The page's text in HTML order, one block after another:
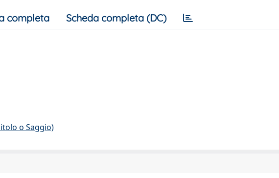
completa Scheda completa (DC)
o Saggio)